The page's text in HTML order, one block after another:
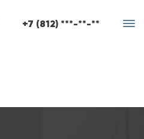
+7 (812) ***-**-**